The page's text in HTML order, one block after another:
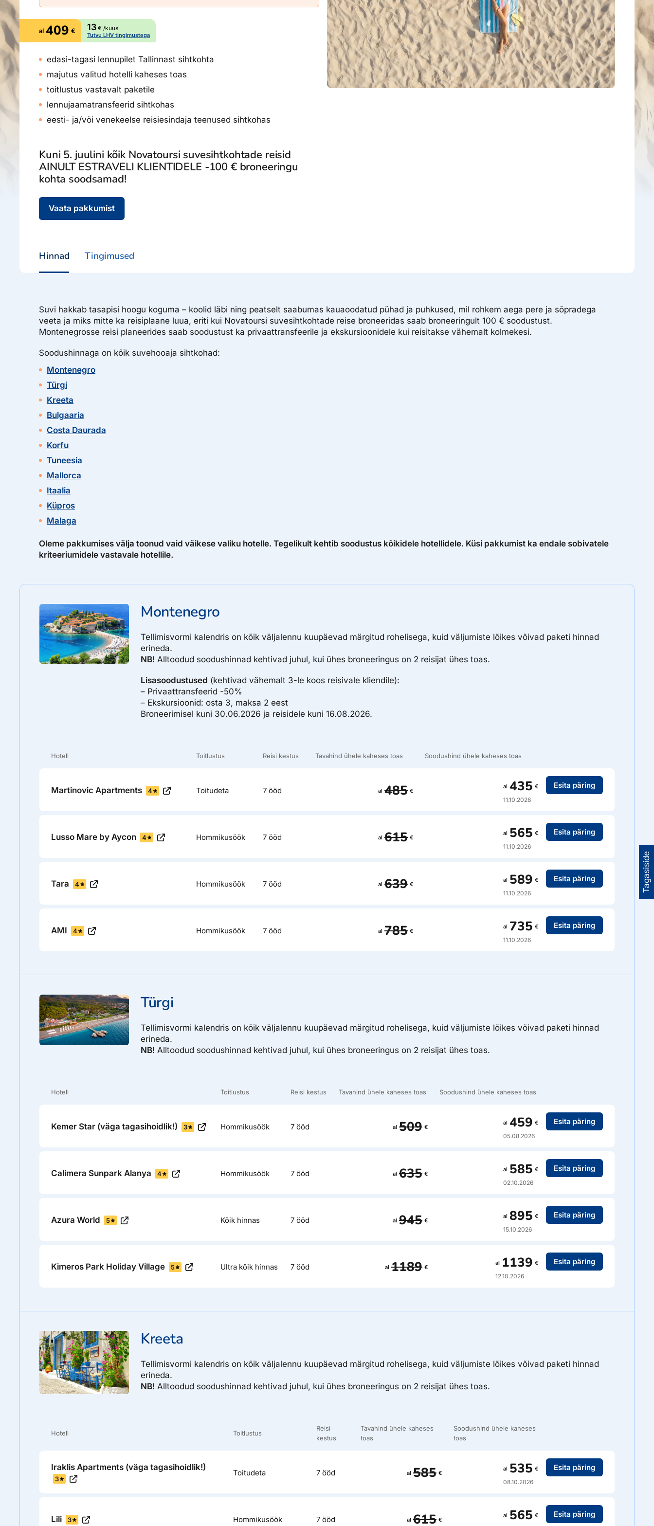
Airalo eSIM
Reisija meelespea
Platinum Club
Püsisoodustused
Ettevõttest, kontaktid, reisikonsultandi teenus, tule tööle, uudised...
Ettevõttest
Kontaktid
Reisikonsultandi teenus
Tule tööle
Uudised
Tagasiside
al 409 € 13 € /kuus
Tutvu LHV tingimustega
edasi-tagasi lennupilet Tallinnast sihtkohta
majutus valitud hotelli kaheses toas
toitlustus vastavalt paketile
lennujaamatransfeerid sihtkohas
eesti- ja/või venekeelse reisiesindaja teenused sihtkohas
Kuni 5. juulini kõik Novatoursi suvesihtkohtade reisid
AINULT ESTRAVELI KLIENTIDELE -100 € broneeringu
kohta soodsamad!
Vaata pakkumist
Hinnad Tingimused
Suvi hakkab tasapisi hoogu koguma – koolid läbi ning peatselt saabumas kauaoodatud pühad ja puhkused, mil rohkem aega pere ja sõpradega
veeta ja miks mitte ka reisiplaane luua, eriti kui Novatoursi suvesihtkohtade reise broneeridas saab broneeringult 100 € soodustust.
Montenegrosse reisi planeerides saab soodustust ka privaattransfeerile ja ekskursioonidele kui reisitakse vähemalt kolmekesi.
Soodushinnaga on kõik suvehooaja sihtkohad:
Montenegro
Türgi
Kreeta
Bulgaaria
Costa Daurada
Korfu
Tuneesia
Mallorca
Itaalia
Küpros
Malaga
Oleme pakkumises välja toonud vaid väikese valiku hotelle. Tegelikult kehtib soodustus kõikidele hotellidele. Küsi pakkumist ka endale sobivatele
kriteeriumidele vastavale hotellile.
Montenegro
Tellimisvormi kalendris on kõik väljalennu kuupäevad märgitud rohelisega, kuid väljumiste lõikes võivad paketi hinnad
erineda.
NB! Alltoodud soodushinnad kehtivad juhul, kui ühes broneeringus on 2 reisijat ühes toas.
Lisasoodustused (kehtivad vähemalt 3-le koos reisivale kliendile):
– Privaattransfeerid -50%
– Ekskursioonid: osta 3, maksa 2 eest
Broneerimisel kuni 30.06.2026 ja reisidele kuni 16.08.2026.
Hotell Toitlustus Reisi kestus Tavahind ühele kaheses toas Soodushind ühele kaheses toas
Martinovic Apartments 4 Toitudeta 7 ööd al 485 €
al 435 €
11.10.2026
Esita päring
Lusso Mare by Aycon 4 Hommikusöök 7 ööd al 615 €
al 565 €
11.10.2026
Esita päring
Tara 4 Hommikusöök 7 ööd al 639 €
al 589 €
11.10.2026
Esita päring
AMI 4 Hommikusöök 7 ööd al 785 €
al 735 €
11.10.2026
Esita päring
Türgi
Tellimisvormi kalendris on kõik väljalennu kuupäevad märgitud rohelisega, kuid väljumiste lõikes võivad paketi hinnad
erineda.
NB! Alltoodud soodushinnad kehtivad juhul, kui ühes broneeringus on 2 reisijat ühes toas.
Hotell Toitlustus Reisi kestus Tavahind ühele kaheses toas Soodushind ühele kaheses toas
Kemer Star (väga tagasihoidlik!) 3 Hommikusöök 7 ööd al 509 €
al 459 €
05.08.2026
Esita päring
Calimera Sunpark Alanya 4 Hommikusöök 7 ööd al 635 €
al 585 €
02.10.2026
Esita päring
Azura World 5 Kõik hinnas 7 ööd al 945 €
al 895 €
15.10.2026
Esita päring
Kimeros Park Holiday Village 5 Ultra kõik hinnas 7 ööd al 1189 €
al 1139 €
12.10.2026
Esita päring
Kreeta
Tellimisvormi kalendris on kõik väljalennu kuupäevad märgitud rohelisega, kuid väljumiste lõikes võivad paketi hinnad
erineda.
NB! Alltoodud soodushinnad kehtivad juhul, kui ühes broneeringus on 2 reisijat ühes toas.
Hotell Toitlustus
Reisi
kestus
Tavahind ühele kaheses
toas
Soodushind ühele kaheses
toas
Iraklis Apartments (väga tagasihoidlik!)
3
Toitudeta 7 ööd al 585 €
al 535 €
08.10.2026
Esita päring
Lili 3 Hommikusöök 7 ööd al 615 €
al 565 € Esita päring